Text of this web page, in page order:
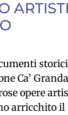
Ca’ Granda
opere
arricchito il